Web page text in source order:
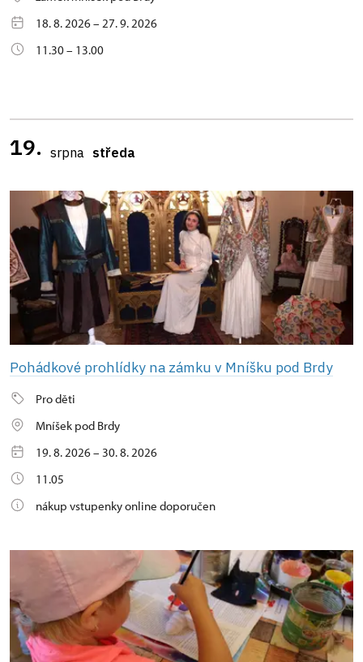
18. 8. 2026 – 27. 9. 2026
11.30 – 13.00
19. srpna středa
Pohádkové prohlídky na zámku v Mníšku pod Brdy
Pro děti
Mníšek pod Brdy
19. 8. 2026 – 30. 8. 2026
11.05
nákup vstupenky online doporučen